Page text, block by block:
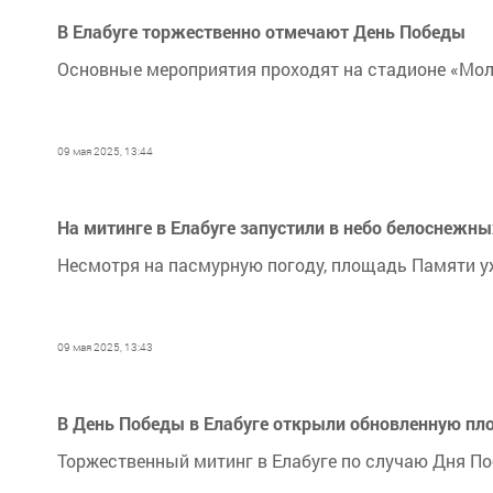
В Елабуге торжественно отмечают День Победы
Основные мероприятия проходят на стадионе
09 мая 2025, 13:44
На митинге в Елабуге запустили в небо
Несмотря на пасмурную погоду, площадь Памяти
09 мая 2025, 13:43
В День Победы в Елабуге открыли обновленную
Торжественный митинг в Елабуге по случаю Дня